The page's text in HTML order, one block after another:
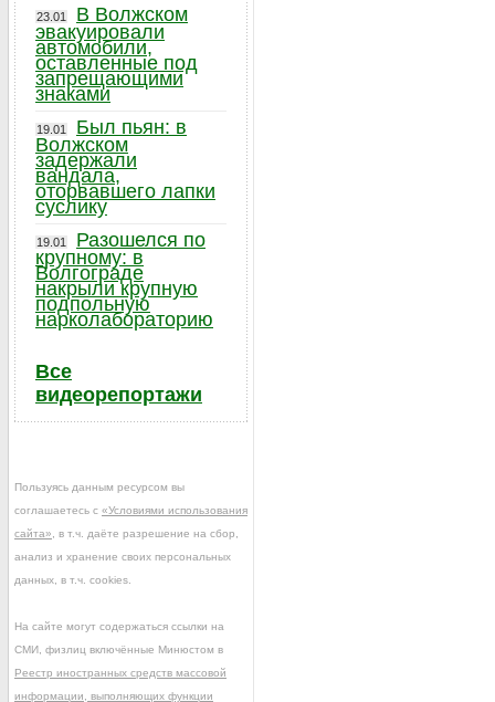
23.01
В Волжском
эвакуировали
автомобили,
оставленные под
запрещающими
знаками
19.01
Был пьян: в
Волжском
задержали
вандала,
оторвавшего лапки
суслику
19.01
Разошелся по
крупному: в
Волгограде
накрыли крупную
подпольную
нарколабораторию
Все
видеорепортажи
Пользуясь данным ресурсом вы
соглашаетесь с «Условиями использования
сайта» , в т.ч. даёте разрешение на сбор,
анализ и хранение своих персональных
данных, в т.ч. cookies.
На сайте могут содержаться ссылки на
СМИ, физлиц включённые Минюстом в
Реестр иностранных средств массовой
информации, выполняющих функции